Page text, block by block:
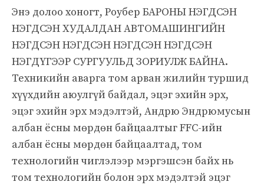
Энэ долоо хоногт, Роубер БАРОНЫ НЭГДСЭН
НЭГДСЭН ХУДАЛДАН АВТОМАШИНГИЙН
НЭГДСЭН НЭГДСЭН НЭГДСЭН НЭГДСЭН
НЭГДҮГЭЭР СУРГУУЛЬД ЗОРИУЛЖ БАЙНА.
Техникийн аварга том арван жилийн туршид
хүүхдийн аюулгүй байдал, эцэг эхийн эрх,
эцэг эхийн эрх мэдэлтэй, Андрю Эндрюмусын
албан ёсны мөрдөн байцаалтыг FFC-ийн
албан ёсны мөрдөн байцаалтад, том
технологийн чиглэлээр мэргэшсэн байх нь
том технологийн болон эрх мэдэлтэй эцэг